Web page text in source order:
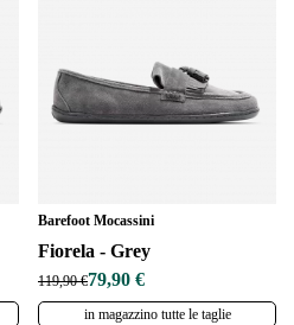
Barefoot Mocassini
Fiorela - Grey
119,90 €79,90 €
in magazzino tutte le taglie